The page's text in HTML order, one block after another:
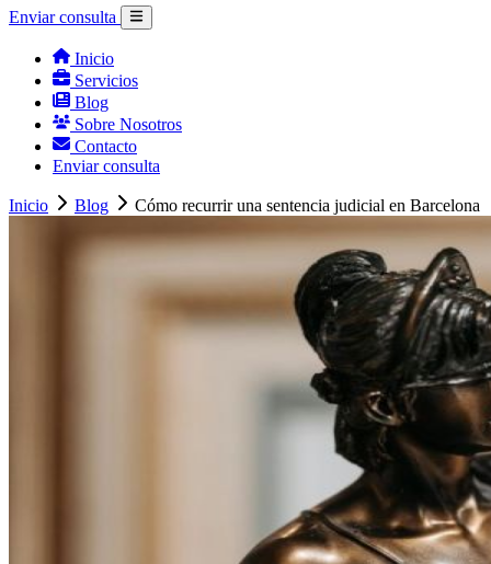
Enviar consulta
Inicio
Servicios
Blog
Sobre Nosotros
Contacto
Enviar consulta
Inicio Blog Cómo recurrir una sentencia judicial en Barcelona